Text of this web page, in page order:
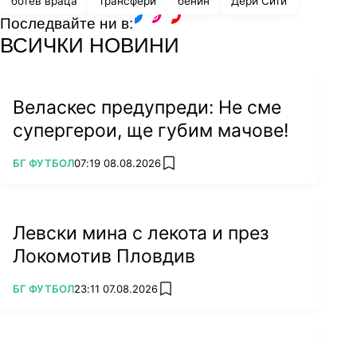
Последвайте ни в:
ВСИЧКИ НОВИНИ
Веласкес предупреди: Не сме
супергерои, ще губим мачове!
ПОВЕЧЕ ОТ
БГ ФУТБОЛ07:19 08.08.2026 add favorites
Левски мина с лекота и през
Локомотив Пловдив
ПОВЕЧЕ ОТ
БГ ФУТБОЛ23:11 07.08.2026 add favorites